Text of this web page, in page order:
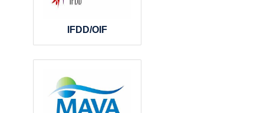
IFDD/OIF